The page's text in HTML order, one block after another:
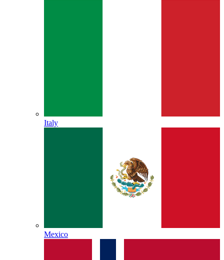
Italy
Mexico